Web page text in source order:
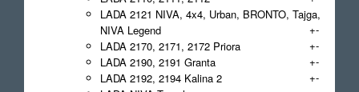
LADA 2121 NIVA, 4x4, Urban, BRONTO, Tajga,
NIVA Legend
+-
LADA 2170, 2171, 2172 Priora
+-
LADA 2190, 2191 Granta
+-
LADA 2192, 2194 Kalina 2
+-